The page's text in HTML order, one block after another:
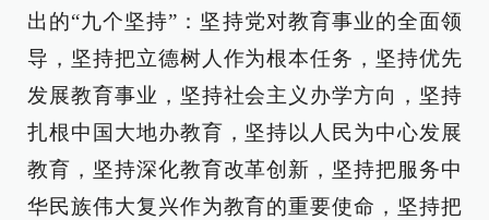
出的“九个坚持”：坚持党对教育事业的全面领
导，坚持把立德树人作为根本任务，坚持优先
发展教育事业，坚持社会主义办学方向，坚持
扎根中国大地办教育，坚持以人民为中心发展
教育，坚持深化教育改革创新，坚持把服务中
华民族伟大复兴作为教育的重要使命，坚持把